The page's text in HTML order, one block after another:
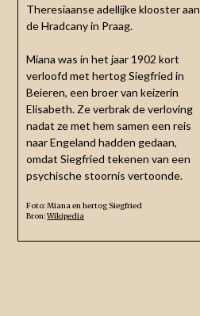
Theresiaanse adellijke klooster aan
de Hradcany in Praag.
Miana was in het jaar 1902 kort
verloofd met hertog Siegfried in
Beieren, een broer van keizerin
Elisabeth. Ze verbrak de verloving
nadat ze met hem samen een reis
naar Engeland hadden gedaan,
omdat Siegfried tekenen van een
psychische stoornis vertoonde.
Foto: Miana en hertog Siegfried
Bron:Wikipedia